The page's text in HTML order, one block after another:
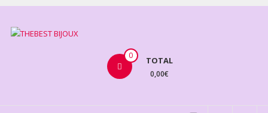
Aller
contenu
BIJOUX
0 TOTAL
0,00€